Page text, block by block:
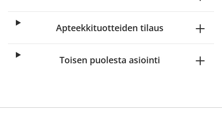
Apteekkituotteiden tilaus
Toisen puolesta asiointi